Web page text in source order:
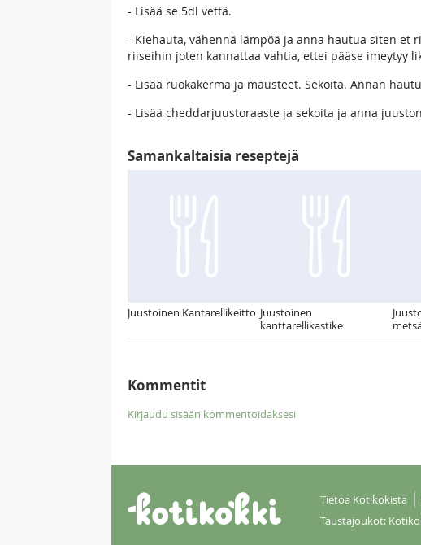
- Lisää se 5dl vettä.
- Kiehauta, vähennä lämpöä ja anna hautua siten et
riiseihin joten kannattaa vahtia, ettei pääse imeytyy
- Lisää ruokakerma ja mausteet. Sekoita. Annan
- Lisää cheddarjuustoraaste ja sekoita ja anna
Samankaltaisia reseptejä
Juustoinen Kantarellikeitto Juustoinen
kanttarellikastike
Kommentit
Kirjaudu sisään kommentoidaksesi
Tietoa Kotikokista
Taustajoukot: